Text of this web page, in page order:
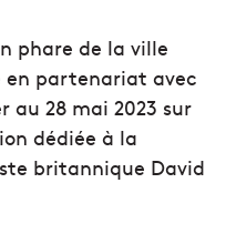
phare de la ville
en partenariat avec
au 28 mai 2023 sur
dédiée à la
britannique David